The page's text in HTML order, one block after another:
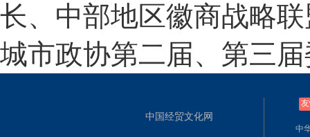
长、中部地区徽商战略
城市政协第二届、第三
中国经贸文化网
中